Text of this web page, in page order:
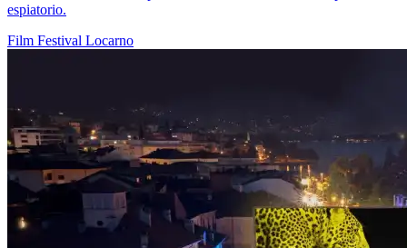
espiatorio.
Film Festival Locarno